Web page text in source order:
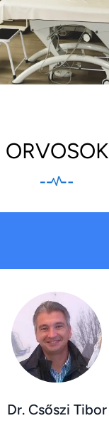
ORVOSOK
Dr. Csőszi Tibor